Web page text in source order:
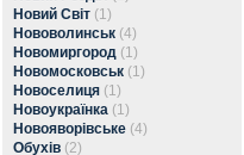
Новий Світ (1)
Нововолинськ (4)
Новомиргород (1)
Новомосковськ (1)
Новоселиця (1)
Новоукраїнка (1)
Новояворівське (4)
Обухів (2)